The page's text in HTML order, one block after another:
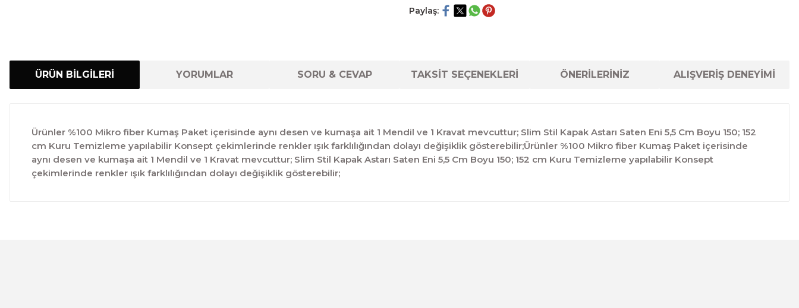
Paylaş:
ÜRÜN BİLGİLERİ YORUMLAR SORU & CEVAP TAKSİT SEÇENEKLERİ ÖNERİLERİNİZ ALIŞVERİŞ DENEYİMİ
Ürünler %100 Mikro fiber Kumaş Paket içerisinde aynı desen ve kumaşa ait 1 Mendil ve 1 Kravat mevcuttur; Slim Stil Kapak Astarı Saten Eni 5,5 Cm Boyu 150; 152
cm Kuru Temizleme yapılabilir Konsept çekimlerinde renkler ışık farklılığından dolayı değişiklik gösterebilir;Ürünler %100 Mikro fiber Kumaş Paket içerisinde
aynı desen ve kumaşa ait 1 Mendil ve 1 Kravat mevcuttur; Slim Stil Kapak Astarı Saten Eni 5,5 Cm Boyu 150; 152 cm Kuru Temizleme yapılabilir Konsept
çekimlerinde renkler ışık farklılığından dolayı değişiklik gösterebilir;